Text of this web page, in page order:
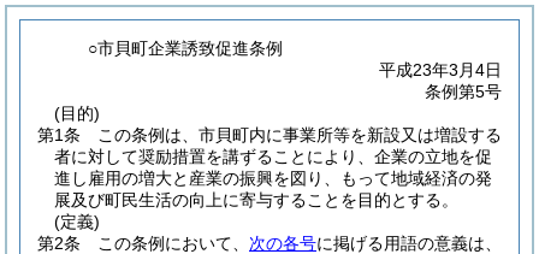
○市貝町企業誘致促進条例
平成23年3月4日
条例第5号
(目的)
第1条
この条例は、市貝町内に事業所等を新設又は増設する
者に対して奨励措置を講ずることにより、企業の立地を促
進し雇用の増大と産業の振興を図り、もって地域経済の発
展及び町民生活の向上に寄与することを目的とする。
(定義)
第2条
この条例において、 次の各号に掲げる用語の意義は、